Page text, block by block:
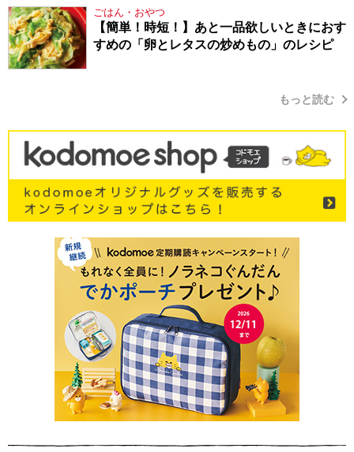
ごはん・おやつ
【簡単！時短！】あと一品欲しいときにおす
すめの「卵とレタスの炒めもの」のレシピ
もっと読む